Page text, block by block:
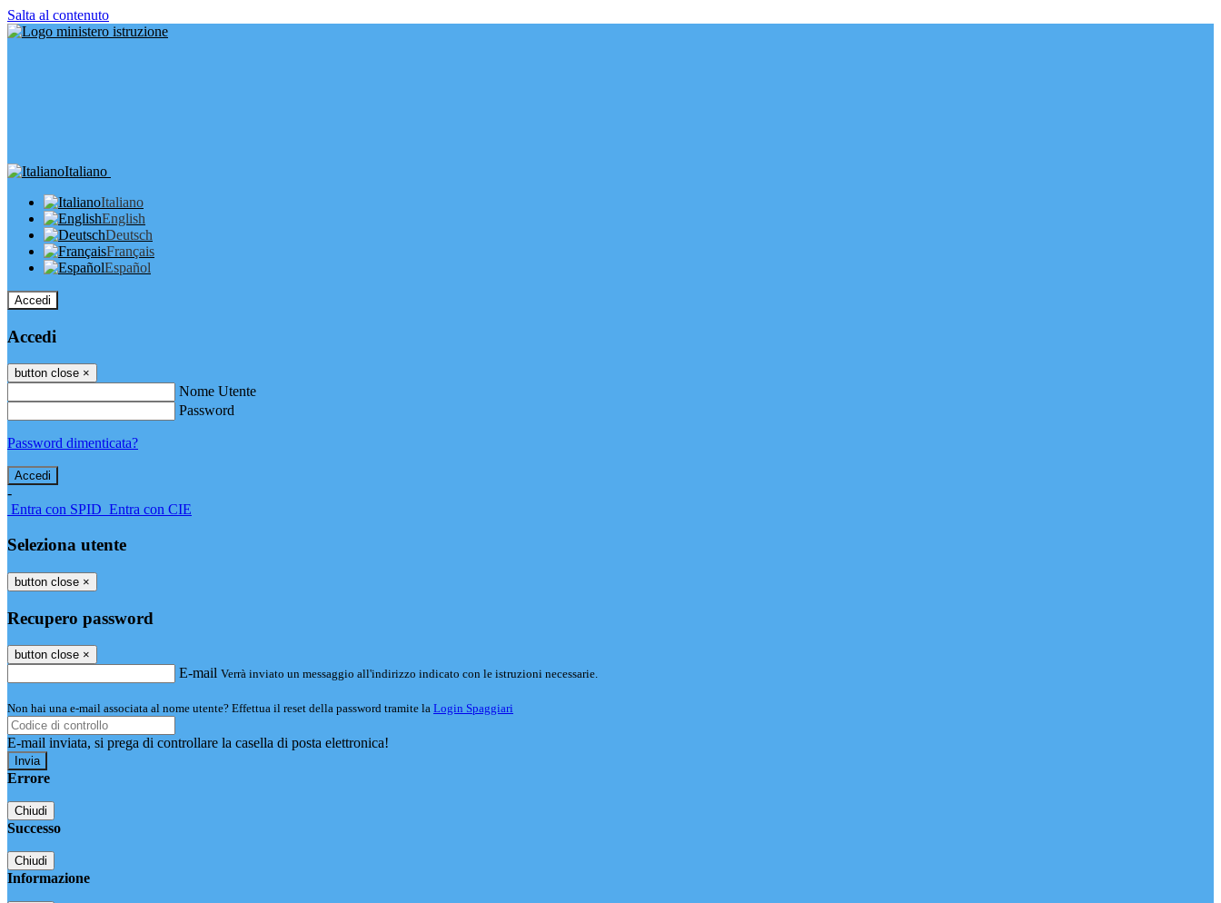
Salta al contenuto
Italiano
Italiano
English
Deutsch
Français
Español
Accedi
Accedi
button close ×
Nome Utente
Password
Password dimenticata?
-
Entra con SPID Entra con CIE
Seleziona utente
button close ×
Recupero password
button close ×
E-mail Verrà inviato un messaggio all'indirizzo indicato con le istruzioni necessarie.
Non hai una e-mail associata al nome utente? Effettua il reset della password tramite la Login Spaggiari
E-mail inviata, si prega di controllare la casella di posta elettronica!
Errore
Chiudi
Successo
Chiudi
Informazione